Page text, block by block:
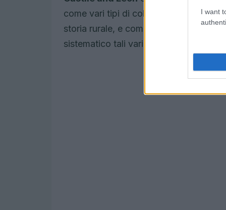
I want
come vari tipi di coltura e pratiche di
storia rurale, e come l’
sistematico tali varianti.